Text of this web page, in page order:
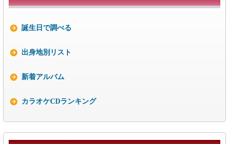
誕生日で調べる
出身地別リスト
新着アルバム
カラオケCDランキング